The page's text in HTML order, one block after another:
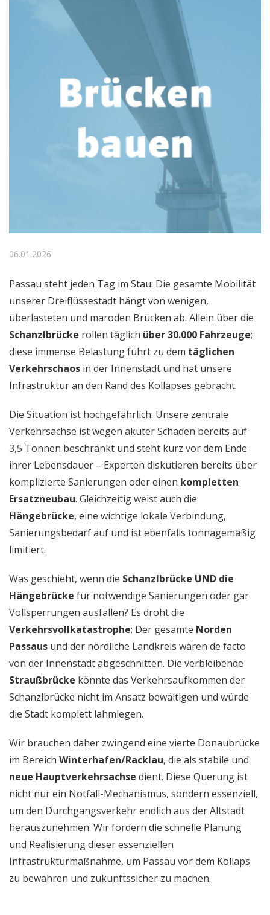
06.01.2026
Passau steht jeden Tag im Stau: Die gesamte Mobilität
unserer Dreiflüssestadt hängt von wenigen,
überlasteten und maroden Brücken ab. Allein über die
Schanzlbrücke rollen täglich über 30.000 Fahrzeuge;
diese immense Belastung führt zu dem täglichen
Verkehrschaos in der Innenstadt und hat unsere
Infrastruktur an den Rand des Kollapses gebracht.
Die Situation ist hochgefährlich: Unsere zentrale
Verkehrsachse ist wegen akuter Schäden bereits auf
3,5 Tonnen beschränkt und steht kurz vor dem Ende
ihrer Lebensdauer – Experten diskutieren bereits über
komplizierte Sanierungen oder einen kompletten
Ersatzneubau. Gleichzeitig weist auch die
Hängebrücke, eine wichtige lokale Verbindung,
Sanierungsbedarf auf und ist ebenfalls tonnagemäßig
limitiert.
Was geschieht, wenn die Schanzlbrücke UND die
Hängebrücke für notwendige Sanierungen oder gar
Vollsperrungen ausfallen? Es droht die
Verkehrsvollkatastrophe: Der gesamte Norden
Passaus und der nördliche Landkreis wären de facto
von der Innenstadt abgeschnitten. Die verbleibende
Straußbrücke könnte das Verkehrsaufkommen der
Schanzlbrücke nicht im Ansatz bewältigen und würde
die Stadt komplett lahmlegen.
Wir brauchen daher zwingend eine vierte Donaubrücke
im Bereich Winterhafen/Racklau, die als stabile und
neue Hauptverkehrsachse dient. Diese Querung ist
nicht nur ein Notfall-Mechanismus, sondern essenziell,
um den Durchgangsverkehr endlich aus der Altstadt
herauszunehmen. Wir fordern die schnelle Planung
und Realisierung dieser essenziellen
Infrastrukturmaßnahme, um Passau vor dem Kollaps
zu bewahren und zukunftssicher zu machen.